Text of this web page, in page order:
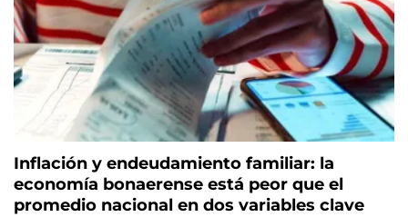
Inflación y endeudamiento familiar: la
economía bonaerense está peor que el
promedio nacional en dos variables clave